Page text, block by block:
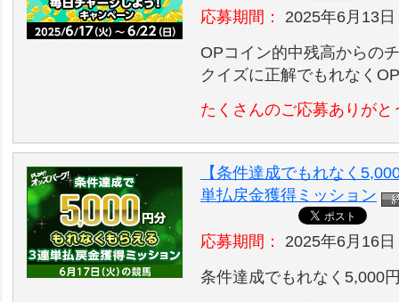
応募期間：
2025年6月13
OPコイン的中残高からの
クイズに正解でもれなく
たくさんのご応募ありがと
【条件達成でもれなく
単払戻金獲得ミッション
応募期間：
2025年6月16
条件達成でもれなく5,000